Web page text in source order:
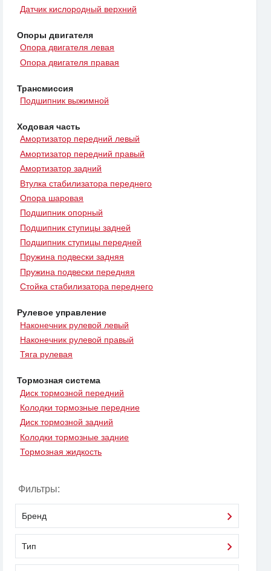
Датчик кислородный верхний
Опоры двигателя
Опора двигателя левая
Опора двигателя правая
Трансмиссия
Подшипник выжимной
Ходовая часть
Амортизатор передний левый
Амортизатор передний правый
Амортизатор задний
Втулка стабилизатора переднего
Опора шаровая
Подшипник опорный
Подшипник ступицы задней
Подшипник ступицы передней
Пружина подвески задняя
Пружина подвески передняя
Стойка стабилизатора переднего
Рулевое управление
Наконечник рулевой левый
Наконечник рулевой правый
Тяга рулевая
Тормозная система
Диск тормозной передний
Колодки тормозные передние
Диск тормозной задний
Колодки тормозные задние
Тормозная жидкость
Фильтры:
Бренд
Тип